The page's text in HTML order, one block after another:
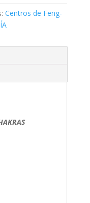
Centros de Feng-